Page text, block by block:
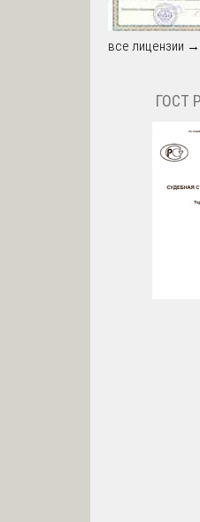
все лицензии →
ГОСТ